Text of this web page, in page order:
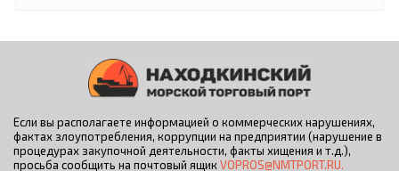
Если вы располагаете информацией о коммерческих нарушениях,
фактах злоупотребления, коррупции на предприятии (нарушение в
процедурах закупочной деятельности, факты хищения и т.д.),
просьба сообщить на почтовый ящик VOPROS@NMTPORT.RU.